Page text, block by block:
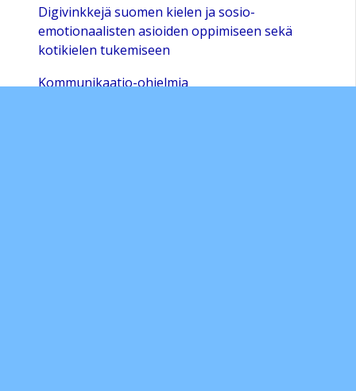
Digivinkkejä suomen kielen ja sosio-
emotionaalisten asioiden oppimiseen sekä
kotikielen tukemiseen
Kommunikaatio-ohjelmia